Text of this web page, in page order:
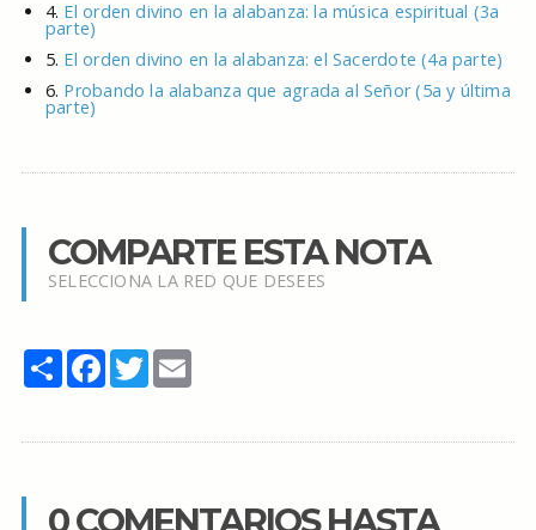
4. El orden divino en la alabanza: la música espiritual (3a
parte)
5. El orden divino en la alabanza: el Sacerdote (4a parte)
6. Probando la alabanza que agrada al Señor (5a y última
parte)
COMPARTE ESTA NOTA
SELECCIONA LA RED QUE DESEES
Share Facebook
TwitterEmail
0 COMENTARIOS HASTA